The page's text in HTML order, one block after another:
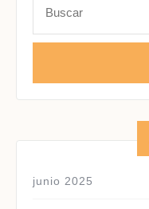
junio 2025